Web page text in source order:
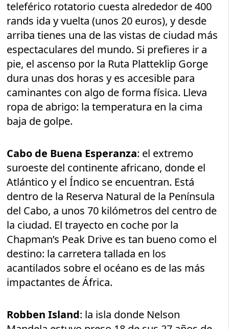
teleférico rotatorio cuesta alrededor de 400
rands ida y vuelta (unos 20 euros), y desde
arriba tienes una de las vistas de ciudad más
espectaculares del mundo. Si prefieres ir a
pie, el ascenso por la Ruta Platteklip Gorge
dura unas dos horas y es accesible para
caminantes con algo de forma física. Lleva
ropa de abrigo: la temperatura en la cima
baja de golpe.
Cabo de Buena Esperanza: el extremo
suroeste del continente africano, donde el
Atlántico y el Índico se encuentran. Está
dentro de la Reserva Natural de la Península
del Cabo, a unos 70 kilómetros del centro de
la ciudad. El trayecto en coche por la
Chapman’s Peak Drive es tan bueno como el
destino: la carretera tallada en los
acantilados sobre el océano es de las más
impactantes de África.
Robben Island: la isla donde Nelson